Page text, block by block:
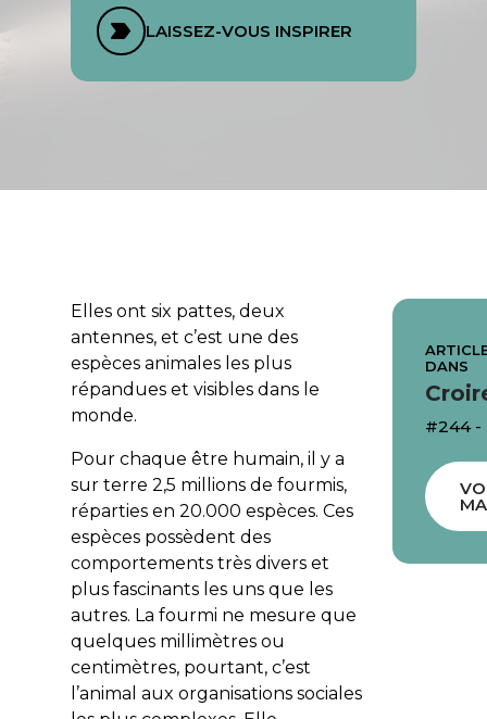
LAISSEZ-VOUS INSPIRER
Elles ont six pattes, deux
antennes, et c’est une des
espèces animales les plus
répandues et visibles dans le
monde.
Pour chaque être humain, il y a
sur terre 2,5 millions de fourmis,
réparties en 20.000 espèces. Ces
espèces possèdent des
comportements très divers et
plus fascinants les uns que les
autres. La fourmi ne mesure que
quelques millimètres ou
centimètres, pourtant, c’est
l’animal aux organisations sociales
DANS
#244 -